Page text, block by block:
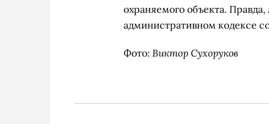
охраняемого объекта.
административном кодексе
Фото: Виктор Сухоруков